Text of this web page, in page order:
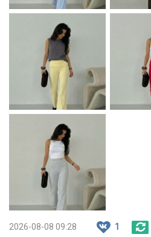
2026-08-08 09:28 1